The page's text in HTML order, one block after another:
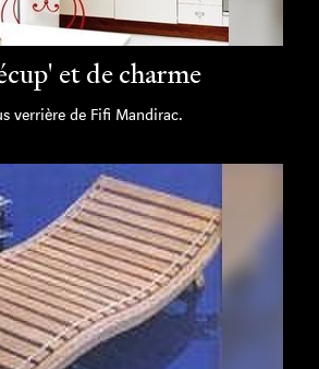
et de charme
verrière de Fifi Mandirac.